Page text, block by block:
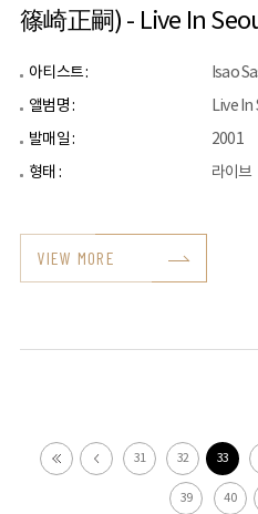
篠崎正嗣) - Live In
아티스트 :
앨범명 :
Live In
발매일 :
2001
형태 :
라이브
VIEW MORE
31 32 33
39 40